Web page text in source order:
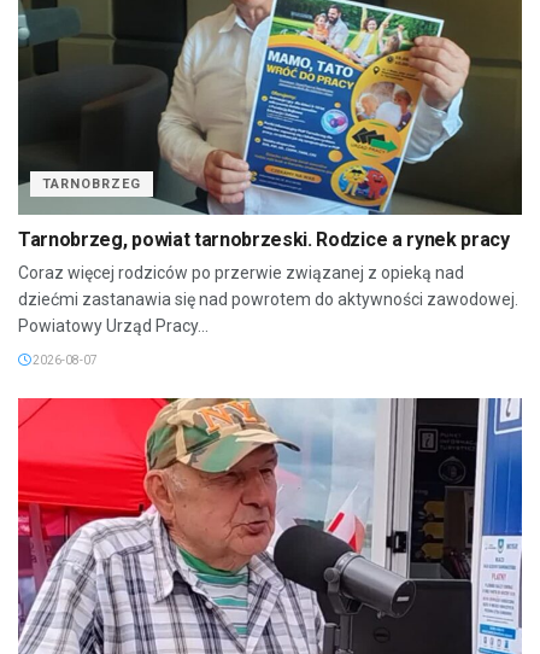
TARNOBRZEG
Tarnobrzeg, powiat tarnobrzeski. Rodzice a rynek pracy
Coraz więcej rodziców po przerwie związanej z opieką nad
dziećmi zastanawia się nad powrotem do aktywności zawodowej.
Powiatowy Urząd Pracy...
2026-08-07